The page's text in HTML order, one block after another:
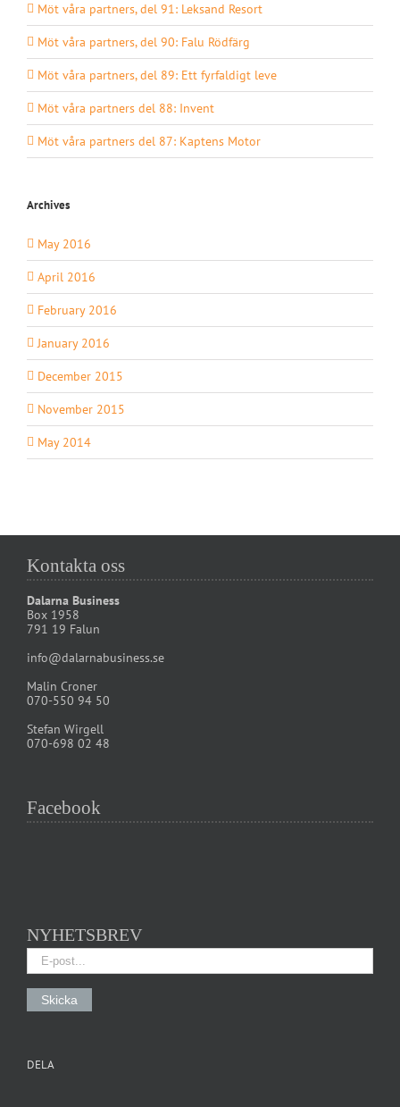
Möt våra partners, del 91: Leksand Resort
Möt våra partners, del 90: Falu Rödfärg
Möt våra partners, del 89: Ett fyrfaldigt leve
Möt våra partners del 88: Invent
Möt våra partners del 87: Kaptens Motor
Archives
May 2016
April 2016
February 2016
January 2016
December 2015
November 2015
May 2014
Kontakta oss
Dalarna Business
Box 1958
791 19 Falun
info@dalarnabusiness.se
Malin Croner
070-550 94 50
Stefan Wirgell
070-698 02 48
Facebook
NYHETSBREV
DELA